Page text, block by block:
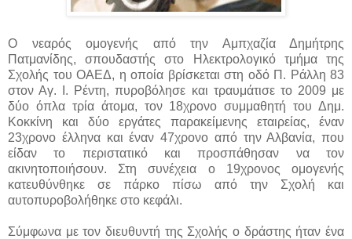
Ο νεαρός ομογενής από την Αμπχαζία Δημήτρης
Πατμανίδης, σπουδαστής στο Ηλεκτρολογικό τμήμα της
Σχολής του ΟΑΕΔ, η οποία βρίσκεται στη οδό Π. Ράλλη 83
στον Αγ. Ι. Ρέντη, πυροβόλησε και τραυμάτισε το 2009 με
δύο όπλα τρία άτομα, τον 18χρονο συμμαθητή του Δημ.
Κοκκίνη και δύο εργάτες παρακείμενης εταιρείας, έναν
23χρονο έλληνα και έναν 47χρονο από την Αλβανία, που
είδαν το περιστατικό και προσπάθησαν να τον
ακινητοποιήσουν. Στη συνέχεια ο 19χρονος ομογενής
κατευθύνθηκε σε πάρκο πίσω από την Σχολή και
αυτοπυροβολήθηκε στο κεφάλι.
Σύμφωνα με τον διευθυντή της Σχολής ο δράστης ήταν ένα